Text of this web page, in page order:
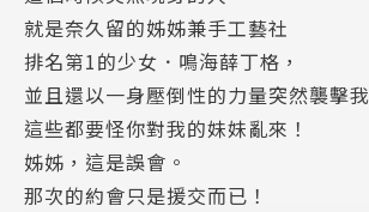
就是奈久留的姊姊兼手工藝社
排名第1的少女．鳴海薛丁格，
並且還以一身壓倒性的力量突然襲擊我
這些都要怪你對我的妹妹亂來！
姊姊，這是誤會。
那次的約會只是援交而已！